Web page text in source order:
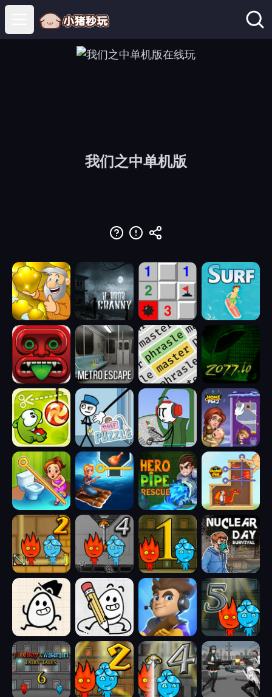
Open main menu
我们之中单机版